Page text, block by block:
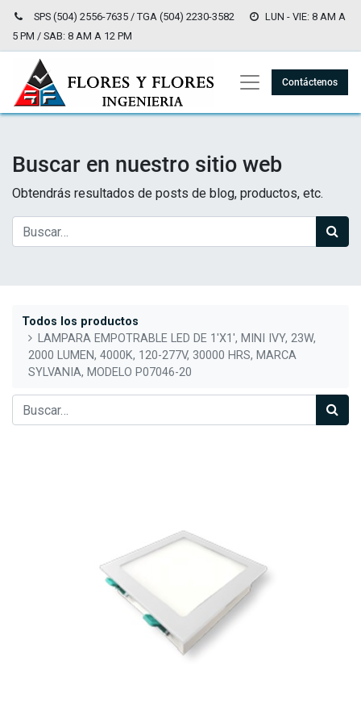
SPS (504) 2556-7635 / TGA (504) 2230-3582
LUN - VIE: 8 AM A
5 PM / SAB: 8 AM A 12 PM
Contáctenos
Buscar en nuestro sitio web
Obtendrás resultados de posts de blog, productos, etc.
Todos los productos
LAMPARA EMPOTRABLE LED DE 1'X1', MINI IVY, 23W,
2000 LUMEN, 4000K, 120-277V, 30000 HRS, MARCA
SYLVANIA, MODELO P07046-20